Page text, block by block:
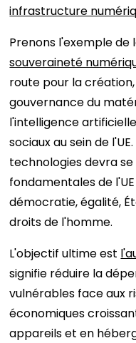
infrastructure
Prenons l'exemple de
souveraineté
route pour la
gouvernance du
l'intelligence
sociaux au sein de
technologies devra
fondamentales de
démocratie, égalité,
droits de l'homme.
L'objectif ultime est
signifie réduire la
vulnérables face aux
économiques
appareils et en